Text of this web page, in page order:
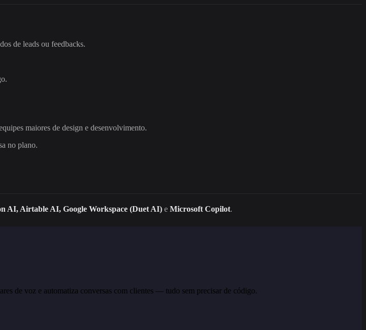
de leads ou feedbacks.
maiores de design e desenvolvimento.
no plano.
AI, Airtable AI, Google Workspace (Duet AI) e Microsoft Copilot.
de voz e automatiza conversas com clientes — tudo sem precisar de código.